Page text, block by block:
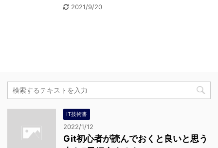
2021/9/20
IT技術書
2022/1/12
Git初心者が読んでおくと良いと思う